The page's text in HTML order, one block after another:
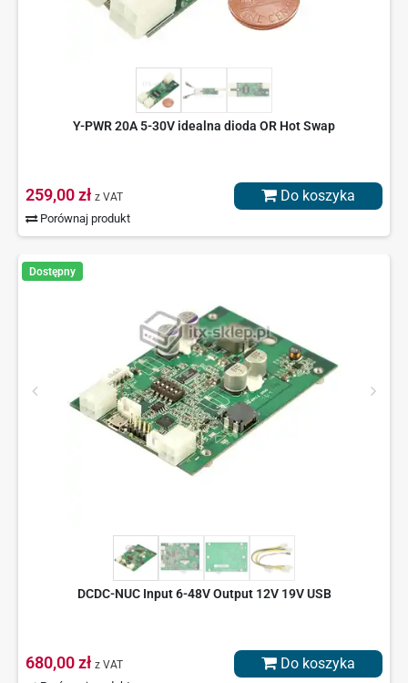
Y-PWR 20A 5-30V idealna dioda OR Hot Swap
259,00 zł z VAT
Porównaj produkt
Do koszyka
Dostępny
DCDC-NUC Input 6-48V Output 12V 19V USB
680,00 zł z VAT Do koszyka